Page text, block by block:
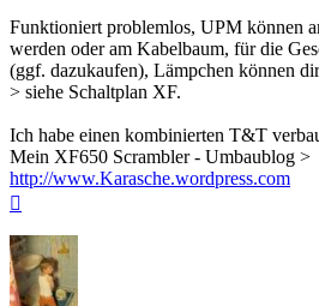
Funktioniert problemlos, UPM können
werden oder am Kabelbaum, für die
(ggf. dazukaufen), Lämpchen können
> siehe Schaltplan XF.
Ich habe einen kombinierten T&T
Mein XF650 Scrambler - Umbaublog >
http://www.Karasche.wordpress.com